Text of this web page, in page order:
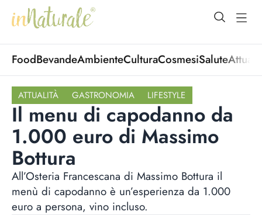
open
FoodBevandeAmbienteCulturaCosmesiSalute
ATTUALITÀ GASTRONOMIA LIFESTYLE
Il menu di capodanno da
1.000 euro di Massimo
Bottura
All’Osteria Francescana di Massimo Bottura il
menù di capodanno è un’esperienza da 1.000
euro a persona, vino incluso.